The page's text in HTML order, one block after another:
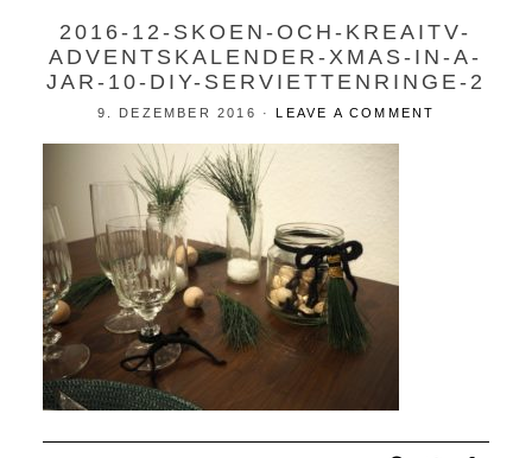
2016-12-SKOEN-OCH-KREAITV-
ADVENTSKALENDER-XMAS-IN-A-
JAR-10-DIY-SERVIETTENRINGE-2
9. DEZEMBER 2016 ·LEAVE A COMMENT